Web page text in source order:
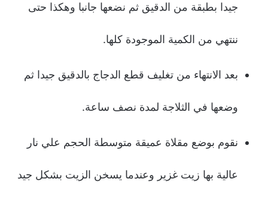
جيدا بطبقة من الدقيق ثم نضعها جانبا وهكذا حتى
ننتهي من الكمية الموجودة كلها.
بعد الانتهاء من تغليف قطع الدجاج بالدقيق جيدا ثم
وضعها في الثلاجة لمدة نصف ساعة.
نقوم بوضع مقلاة عميقة متوسطة الحجم علي نار
عالية بها زيت غزير وعندما يسخن الزيت بشكل جيد